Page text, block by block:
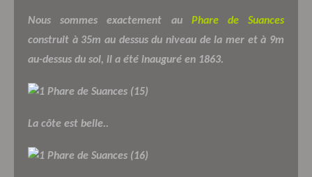
Nous sommes exactement au Phare de Suances
construit à 35m au dessus du niveau de la mer et à 9m
au-dessus du sol, il a été inauguré en 1863.
La côte est belle..